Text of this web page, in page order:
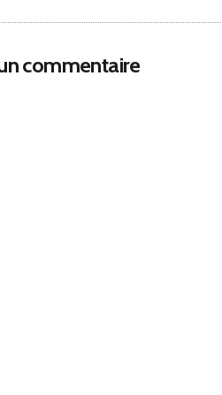
commentaire